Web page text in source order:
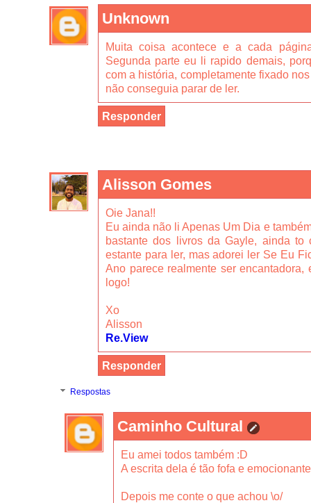
Unknown
Muita coisa acontece e a cada
Segunda parte eu li rapido demais,
com a história, completamente fixado
não conseguia parar de ler.
Responder
Alisson Gomes
Oie Jana!!
Eu ainda não li Apenas Um Dia e
bastante dos livros da Gayle, ainda
estante para ler, mas adorei ler Se Eu
Ano parece realmente ser
logo!
Xo
Alisson
Re.View
Responder
Respostas
Caminho Cultural
Eu amei todos também :D
A escrita dela é tão fofa e
Depois me conte o que achou \o/